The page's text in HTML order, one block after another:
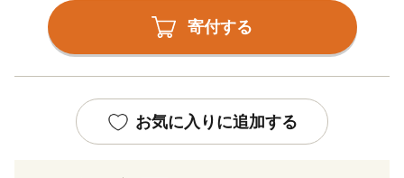
寄付する
お気に入りに追加する